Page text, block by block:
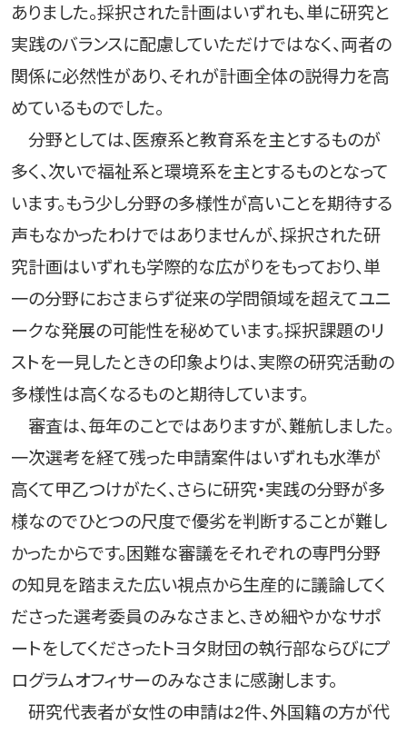
ありました。採択された計画はいずれも、単に研究と
実践のバランスに配慮していただけではなく、両者の
関係に必然性があり、それが計画全体の説得力を高
めているものでした。
分野としては、医療系と教育系を主とするものが
多く、次いで福祉系と環境系を主とするものとなって
います。もう少し分野の多様性が高いことを期待する
声もなかったわけではありませんが、採択された研
究計画はいずれも学際的な広がりをもっており、単
一の分野におさまらず従来の学問領域を超えてユニ
ークな発展の可能性を秘めています。採択課題のリ
ストを一見したときの印象よりは、実際の研究活動の
多様性は高くなるものと期待しています。
審査は、毎年のことではありますが、難航しました。
一次選考を経て残った申請案件はいずれも水準が
高くて甲乙つけがたく、さらに研究・実践の分野が多
様なのでひとつの尺度で優劣を判断することが難し
かったからです。困難な審議をそれぞれの専門分野
の知見を踏まえた広い視点から生産的に議論してく
ださった選考委員のみなさまと、きめ細やかなサポ
ートをしてくださったトヨタ財団の執行部ならびにプ
ログラムオフィサーのみなさまに感謝します。
研究代表者が女性の申請は2件、外国籍の方が代